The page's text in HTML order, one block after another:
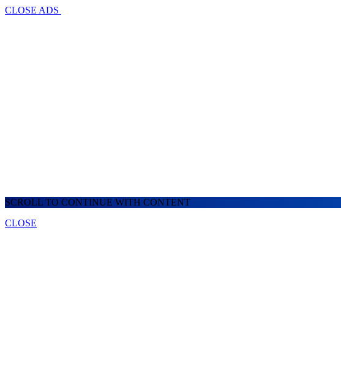
CLOSE ADS
SCROLL TO CONTINUE WITH CONTENT
CLOSE